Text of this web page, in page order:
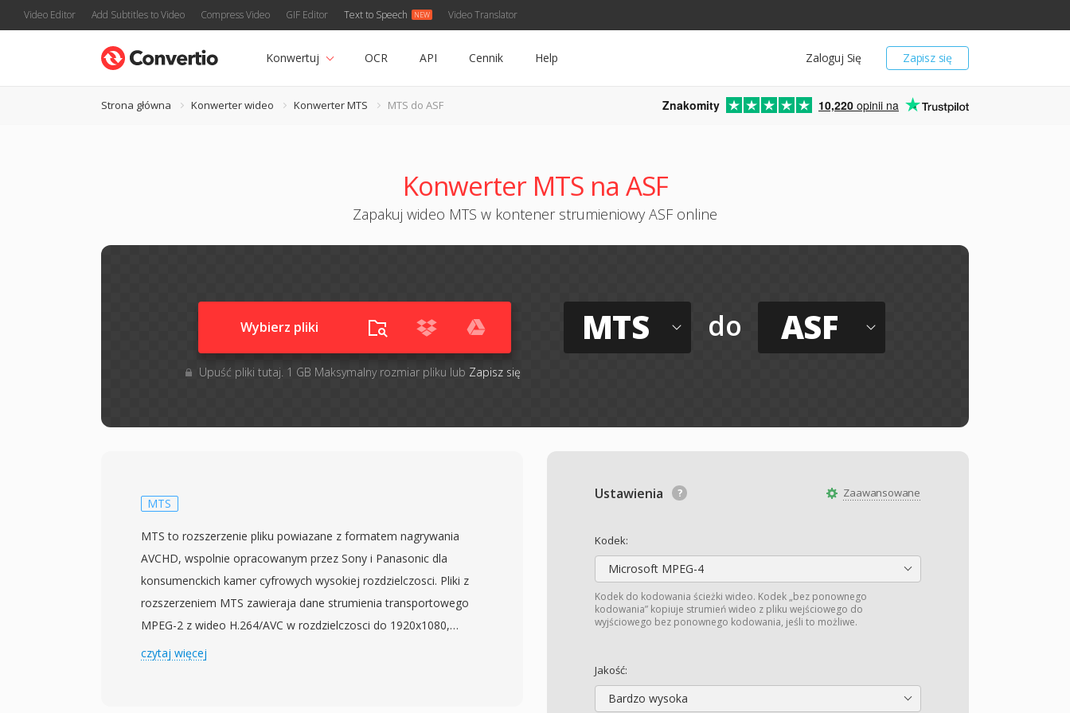
Video Editor Add Subtitles to Video Compress Video GIF Editor Text to Speech Video Translator
Zapisz się
Zaloguj Się
Konwertuj OCR API Cennik Help
Strona główna Konwerter wideo Konwerter MTS MTS do ASF Znakomity 10,220 opinii na
Konwerter MTS na ASF
Zapakuj wideo MTS w kontener strumieniowy ASF online
Wybierz pliki
Upuść pliki tutaj. 1 GB Maksymalny rozmiar pliku lub Zapisz się
MTS do ASF
Zaawansowane
Ustawienia
Kodek:
Microsoft MPEG-4
Kodek do kodowania ścieżki wideo. Kodek „bez ponownego
kodowania” kopiuje strumień wideo z pliku wejściowego do
wyjściowego bez ponownego kodowania, jeśli to możliwe.
Jakość:
Bardzo wysoka
MTS
MTS to rozszerzenie pliku powiazane z formatem nagrywania
AVCHD, wspolnie opracowanym przez Sony i Panasonic dla
konsumenckich kamer cyfrowych wysokiej rozdzielczosci. Pliki z
rozszerzeniem MTS zawieraja dane strumienia transportowego
MPEG-2 z wideo H.264/AVC w rozdzielczosci do 1920x1080,
sparowane z audio Dolby Digital (AC-3) lub LPCM. Oznaczenie
czytaj więcej